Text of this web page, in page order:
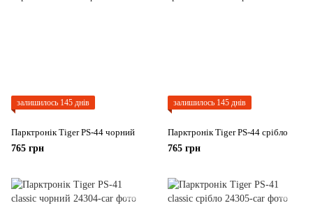
залишилось 145 днів
Парктронік Tiger PS-44 чорний
765 грн
залишилось 145 днів
Парктронік Tiger PS-44 срібло
765 грн